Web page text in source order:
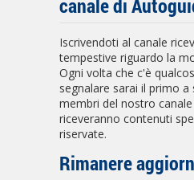
canale di
Iscrivendoti al canale
tempestive riguardo la
Ogni volta che c'è
segnalare sarai il primo a
membri del nostro
riceveranno contenuti
riservate.
Rimanere